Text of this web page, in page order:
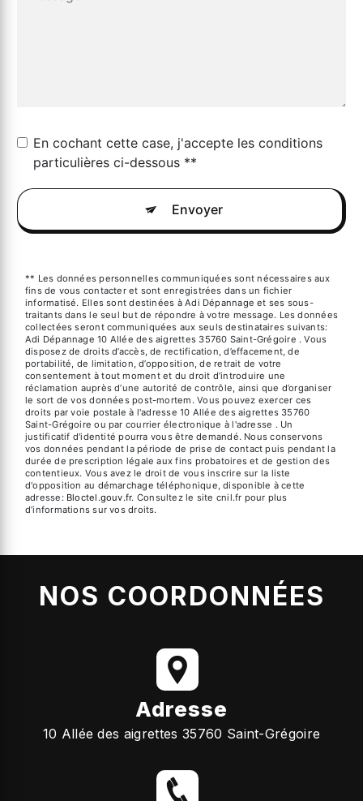
En cochant cette case, j'accepte les conditions
particulières ci-dessous **
Envoyer
** Les données personnelles communiquées sont nécessaires aux
fins de vous contacter et sont enregistrées dans un fichier
informatisé. Elles sont destinées à Adi Dépannage et ses sous-
traitants dans le seul but de répondre à votre message. Les données
collectées seront communiquées aux seuls destinataires suivants:
Adi Dépannage 10 Allée des aigrettes 35760 Saint-Grégoire . Vous
disposez de droits d’accès, de rectification, d’effacement, de
portabilité, de limitation, d’opposition, de retrait de votre
consentement à tout moment et du droit d’introduire une
réclamation auprès d’une autorité de contrôle, ainsi que d’organiser
le sort de vos données post-mortem. Vous pouvez exercer ces
droits par voie postale à l'adresse 10 Allée des aigrettes 35760
Saint-Grégoire ou par courrier électronique à l'adresse . Un
justificatif d'identité pourra vous être demandé. Nous conservons
vos données pendant la période de prise de contact puis pendant la
durée de prescription légale aux fins probatoires et de gestion des
contentieux. Vous avez le droit de vous inscrire sur la liste
d'opposition au démarchage téléphonique, disponible à cette
adresse: Bloctel.gouv.fr. Consultez le site cnil.fr pour plus
d’informations sur vos droits.
NOS COORDONNÉES
Adresse
10 Allée des aigrettes 35760 Saint-Grégoire